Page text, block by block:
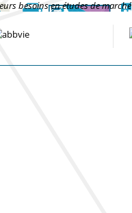
besoins en études de marché